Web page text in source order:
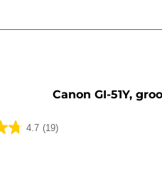
Canon GI-51Y,
4.7 (19)